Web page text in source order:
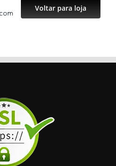
Voltar para loja